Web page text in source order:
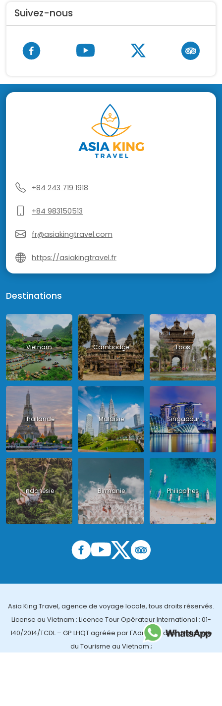
Suivez-nous
+84 243 719 1918
+84 983150513
fr@asiakingtravel.com
https://asiakingtravel.fr
Destinations
Vietnam Cambodge Laos
Thailande Malaisie Singapour
Indonésie Birmanie Philippines
Asia King Travel, agence de voyage locale, tous droits réservés.
License au Vietnam : Licence Tour Opérateur International : 01-
140/2014/TCDL – GP LHQT agréée par l'Administration Nationale
du Tourisme au Vietnam ;